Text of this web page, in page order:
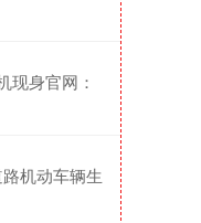
现身官网：
机动车辆生